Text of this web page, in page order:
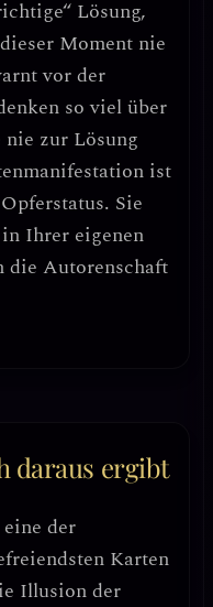
Lösung,
Moment nie
vor der
so viel über
nie zur Lösung
ist
Sie
in Ihrer eigenen
die Autorenschaft
daraus ergibt
der
Karten
Illusion der